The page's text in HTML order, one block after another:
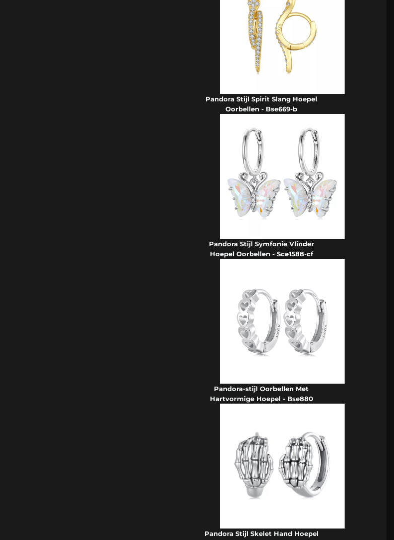
Pandora Stijl Spirit Slang Hoepel
Oorbellen - Bse669-b
Pandora Stijl Symfonie Vlinder
Hoepel Oorbellen - Sce1588-cf
Pandora-stijl Oorbellen Met
Hartvormige Hoepel - Bse880
Pandora Stijl Skelet Hand Hoepel